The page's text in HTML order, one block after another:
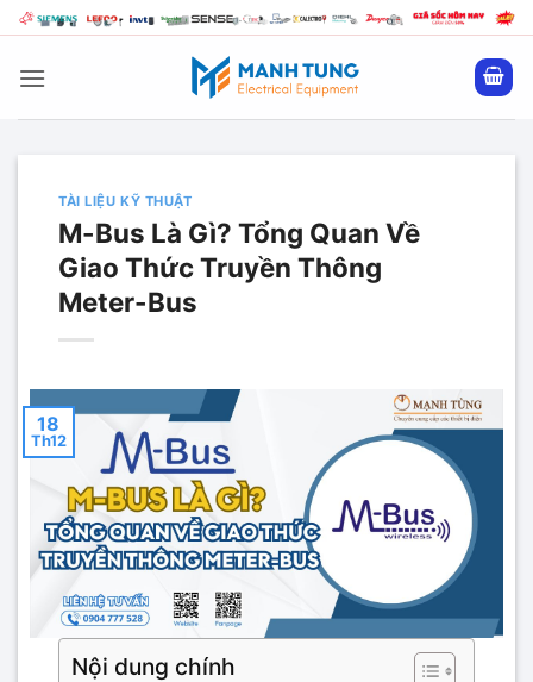
Bỏ
qua
nội
TÀI LIỆU KỸ THUẬT
M-Bus Là Gì? Tổng Quan Về
Giao Thức Truyền Thông
Meter-Bus
18
Th12
Nội dung chính